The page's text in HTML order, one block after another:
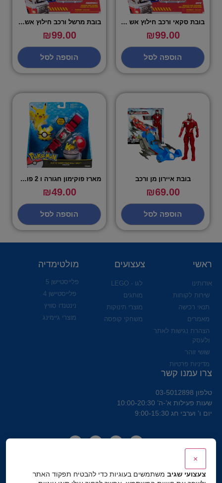
בובת סקאי ורכב חילוץ אש – מפרץ ההרפתקאות
₪99.00
הוספה לסל
בובת מרשל ורכב חילוץ אש – מפרץ ההרפתקאות
₪99.00
הוספה לסל
בובת איירון מן ורכב
₪69.00
הוספה לסל
מארז פוקימון חגורה ו 2 פוכדורים – פיקאצו
₪49.00
הוספה לסל
ראשי
אודותינו
שירות לקוחות
תנאי רכישה
מאמרים
הצהרת נגישות לאתר
ולעסק
שושי זוהר
מדיניות פרטיות
צעצועים
לגו - LEGO
מותגים
מוצרי תינוקות
משחקי קופסה
מולטימדיה
פלייסטיישן 5
פלייסטיישן 4
נינטנדו סוויץ
מוצרי גיימינג
צרו עמנו קשר
טלפון 03-5012898
שעות פעילות א’-ה’ 10:00-20:30
יום ו' וערבי חג 9:00-15:30
×
צעצועי שגיב משתמשים בעוגיות כדי להבטיח תפקוד האתר